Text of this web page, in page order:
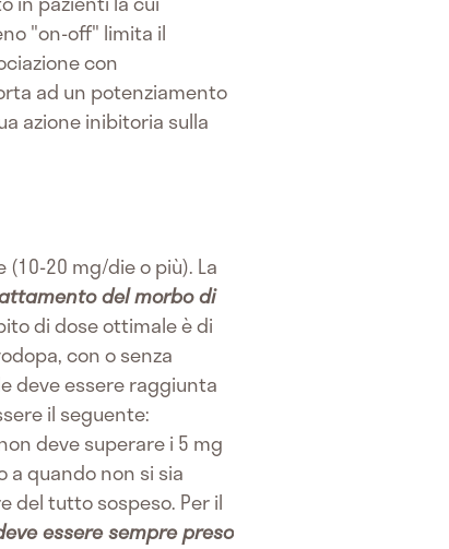
"on-off" limita il
con
ad un potenziamento
azione inibitoria sulla
20 mg/die o più). La
del morbo di
di dose ottimale è di
con o senza
deve essere raggiunta
il seguente:
deve superare i 5 mg
quando non si sia
del tutto sospeso. Per il
essere sempre preso